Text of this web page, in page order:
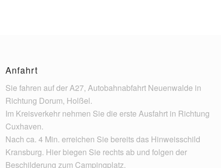
Anfahrt
Sie fahren auf der A27, Autobahnabfahrt Neuenwalde in
Richtung Dorum, Holßel.
Im Kreisverkehr nehmen Sie die erste Ausfahrt in Richtung
Cuxhaven.
Nach ca. 4 Min. erreichen Sie bereits das Hinweisschild
Kransburg. Hier biegen Sie rechts ab und folgen der
Beschilderung zum Campingplatz.